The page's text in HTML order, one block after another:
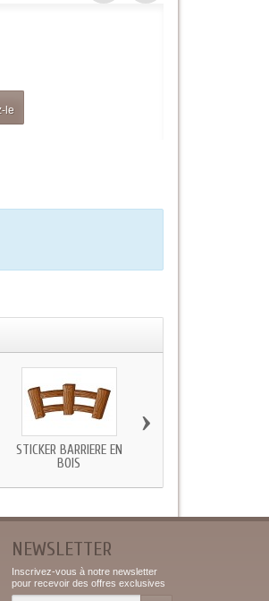
le
STICKER BARRIÈRE EN
BOIS
›
NEWSLETTER
Inscrivez-vous à notre newsletter
pour recevoir des offres exclusives